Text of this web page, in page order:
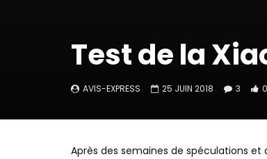
Test de la
AVIS-EXPRESS 25 JUIN 2018 3 0
Après des semaines de spéculations et